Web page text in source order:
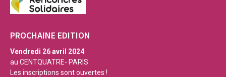
PROCHAINE EDITION
Vendredi 26 avril 2024
au CENTQUATRE- PARIS
Les inscriptions sont ouvertes !